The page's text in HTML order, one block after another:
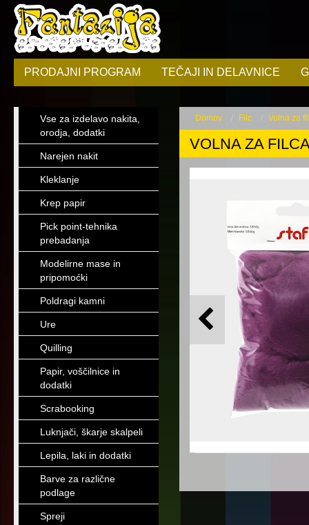
PRODAJNI PROGRAM TEČAJI IN DELAVNICE
Vse za izdelavo nakita,
orodja, dodatki
Narejen nakit
Kleklanje
Krep papir
Pick point-tehnika
prebadanja
Modelirne mase in
pripomoćki
Poldragi kamni
Ure
Quilling
Papir, voščilnice in
dodatki
Scrabooking
Luknjači, škarje skalpeli
Lepila, laki in dodatki
Barve za različne
podlage
Spreji
Domov Filc Volna za
VOLNA ZA